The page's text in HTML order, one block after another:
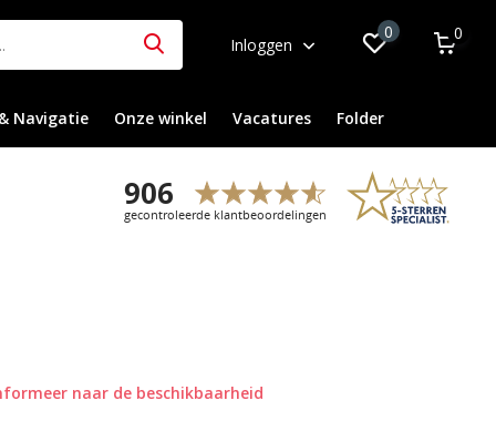
Inloggen
0 0
Navigatie Onze winkel Vacatures Folder
naar de beschikbaarheid